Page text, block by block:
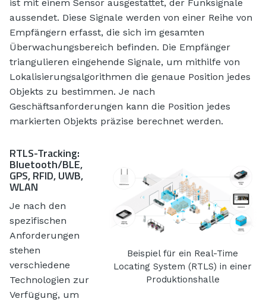
ist mit einem Sensor ausgestattet, der Funksignale
aussendet. Diese Signale werden von einer Reihe von
Empfängern erfasst, die sich im gesamten
Überwachungsbereich befinden. Die Empfänger
triangulieren eingehende Signale, um mithilfe von
Lokalisierungsalgorithmen die genaue Position jedes
Objekts zu bestimmen. Je nach
Geschäftsanforderungen kann die Position jedes
markierten Objekts präzise berechnet werden.
Beispiel für ein Real-Time
Locating System (RTLS) in einer
Produktionshalle
RTLS-Tracking:
Bluetooth/BLE,
GPS, RFID, UWB,
WLAN
Je nach den
spezifischen
Anforderungen
stehen
verschiedene
Technologien zur
Verfügung, um